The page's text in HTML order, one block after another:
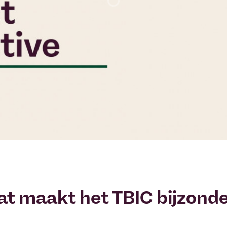
maakt het TBIC